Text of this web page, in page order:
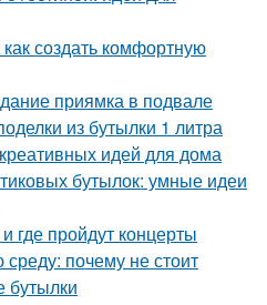
создать комфортную
приямка в подвале
из бутылки 1 литра
идей для дома
бутылок: умные идеи
где пройдут концерты
почему не стоит
бутылки